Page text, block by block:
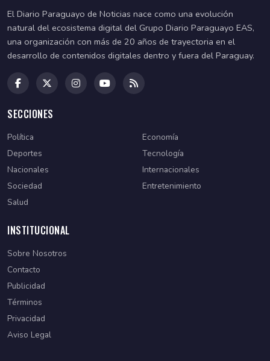
El Diario Paraguayo de Noticias nace como una evolución
natural del ecosistema digital del Grupo Diario Paraguayo EAS,
una organización con más de 20 años de trayectoria en el
desarrollo de contenidos digitales dentro y fuera del Paraguay.
SECCIONES
Política
Economía
Deportes
Tecnología
Nacionales
Internacionales
Sociedad
Entretenimiento
Salud
INSTITUCIONAL
Sobre Nosotros
Contacto
Publicidad
Términos
Privacidad
Aviso Legal